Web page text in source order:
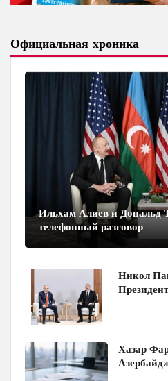
Официальная хроника
Ильхам Алиев и Дональд
телефонный разговор
Никол
Хазар